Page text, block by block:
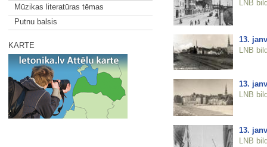
Mūzikas literatūras tēmas
Putnu balsis
KARTE
LNB
13.
LNB
13.
LNB
13.
LNB